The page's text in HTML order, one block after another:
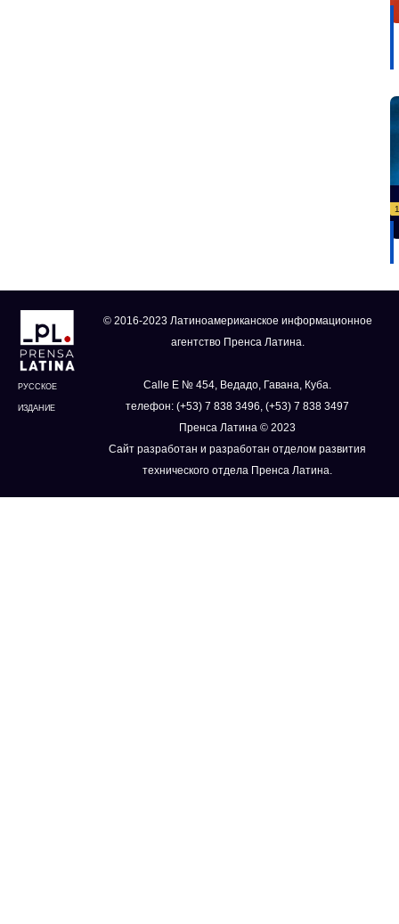
РУССКОЕ
ИЗДАНИЕ
© 2016-2023 Латиноамериканское информационное
агентство Пренса Латина.
Calle E № 454, Ведадо, Гавана, Куба.
телефон: (+53) 7 838 3496, (+53) 7 838 3497
Пренса Латина © 2023
Сайт разработан и разработан отделом развития
технического отдела Пренса Латина.